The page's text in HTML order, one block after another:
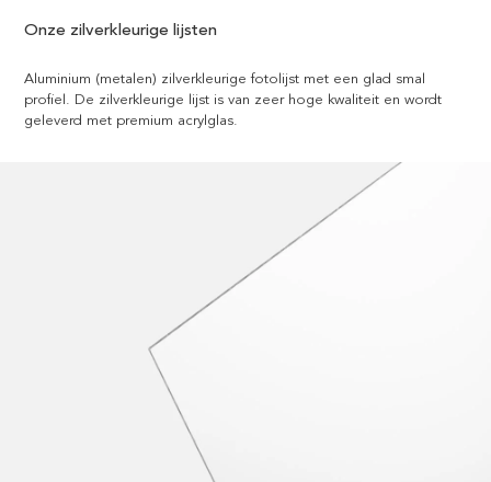
Onze zilverkleurige lijsten
Aluminium (metalen) zilverkleurige fotolijst met een glad smal
profiel. De zilverkleurige lijst is van zeer hoge kwaliteit en wordt
geleverd met premium acrylglas.